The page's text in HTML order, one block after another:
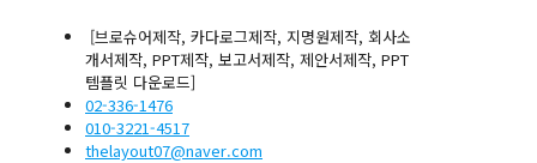
[브로슈어제작, 카다로그제작, 지명원제작, 회사소
개서제작, PPT제작, 보고서제작, 제안서제작, PPT
템플릿 다운로드]
02-336-1476
010-3221-4517
thelayout07@naver.com